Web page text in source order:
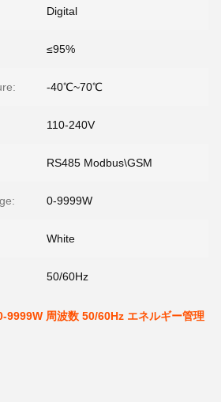
Digital
≤95%
-40℃~70℃
110-240V
RS485 Modbus\GSM
0-9999W
White
50/60Hz
9999W 周波数 50/60Hz エネルギー管理